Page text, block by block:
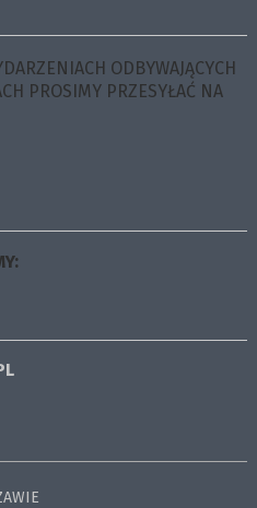
ODBYWAJĄCYCH
PROSIMY PRZESYŁAĆ NA